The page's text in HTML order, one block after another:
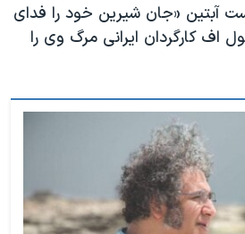
آبتین «جان شیرین خود را فدای
اف کارگردان ایرانی مرگ وی را